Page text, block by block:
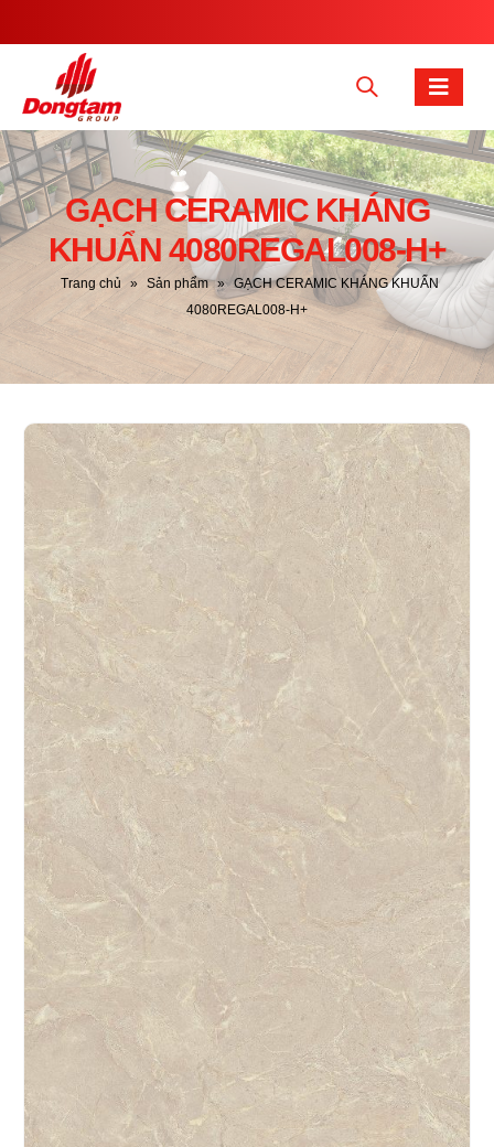
GẠCH CERAMIC KHÁNG
KHUẨN 4080REGAL008-H+
Trang chủ » Sản phẩm » GẠCH CERAMIC KHÁNG KHUẨN
4080REGAL008-H+